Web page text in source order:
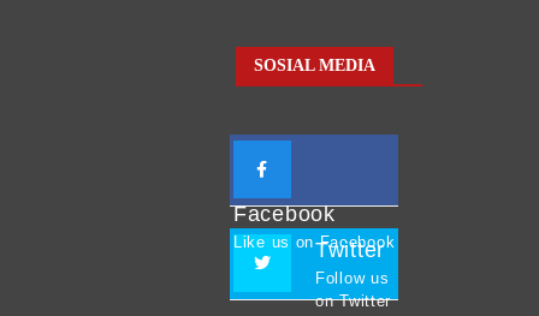
SOSIAL MEDIA
Facebook
Like us on Facebook
Twitter
Follow us
on Twitter